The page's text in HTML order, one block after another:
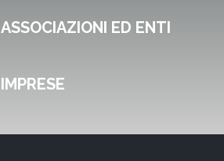
ASSOCIAZIONI ED ENTI
IMPRESE